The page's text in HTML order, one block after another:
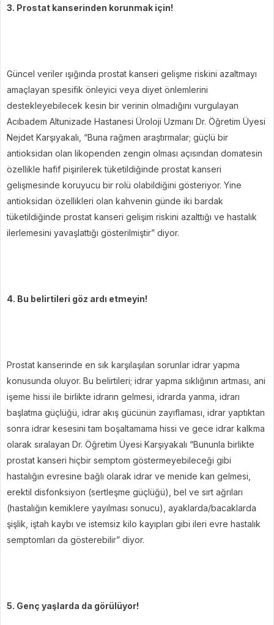
3. Prostat kanserinden korunmak için!
Güncel veriler ışığında prostat kanseri gelişme riskini azaltmayı
amaçlayan spesifik önleyici veya diyet önlemlerini
destekleyebilecek kesin bir verinin olmadığını vurgulayan
Acıbadem Altunizade Hastanesi Üroloji Uzmanı Dr. Öğretim Üyesi
Nejdet Karşıyakalı, “Buna rağmen araştırmalar; güçlü bir
antioksidan olan likopenden zengin olması açısından domatesin
özellikle hafif pişirilerek tüketildiğinde prostat kanseri
gelişmesinde koruyucu bir rolü olabildiğini gösteriyor. Yine
antioksidan özellikleri olan kahvenin günde iki bardak
tüketildiğinde prostat kanseri gelişim riskini azalttığı ve hastalık
ilerlemesini yavaşlattığı gösterilmiştir” diyor.
4. Bu belirtileri göz ardı etmeyin!
Prostat kanserinde en sık karşılaşılan sorunlar idrar yapma
konusunda oluyor. Bu belirtileri; idrar yapma sıklığının artması, ani
işeme hissi ile birlikte idrarın gelmesi, idrarda yanma, idrarı
başlatma güçlüğü, idrar akış gücünün zayıflaması, idrar yaptıktan
sonra idrar kesesini tam boşaltamama hissi ve gece idrar kalkma
olarak sıralayan Dr. Öğretim Üyesi Karşıyakalı “Bununla birlikte
prostat kanseri hiçbir semptom göstermeyebileceği gibi
hastalığın evresine bağlı olarak idrar ve menide kan gelmesi,
erektil disfonksiyon (sertleşme güçlüğü), bel ve sırt ağrıları
(hastalığın kemiklere yayılması sonucu), ayaklarda/bacaklarda
şişlik, iştah kaybı ve istemsiz kilo kayıpları gibi ileri evre hastalık
semptomları da gösterebilir” diyor.
5. Genç yaşlarda da görülüyor!